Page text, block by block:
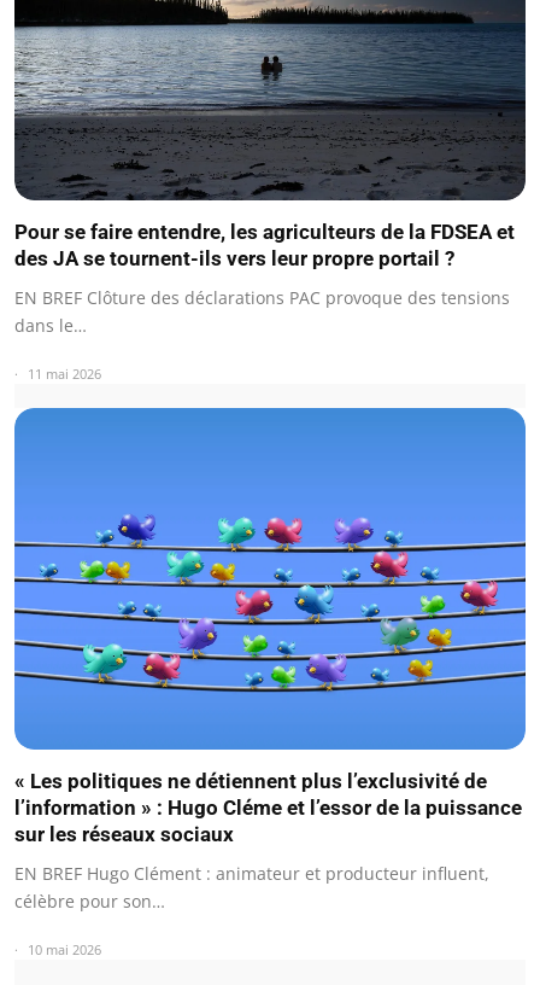
Pour se faire entendre, les agriculteurs de la FDSEA et
des JA se tournent-ils vers leur propre portail ?
EN BREF Clôture des déclarations PAC provoque des tensions
dans le…
11 mai 2026
« Les politiques ne détiennent plus l’exclusivité de
l’information » : Hugo Cléme et l’essor de la puissance
sur les réseaux sociaux
EN BREF Hugo Clément : animateur et producteur influent,
célèbre pour son…
10 mai 2026